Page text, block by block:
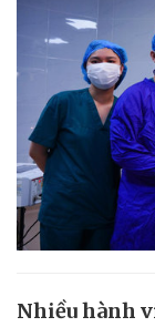
Nhiều hành